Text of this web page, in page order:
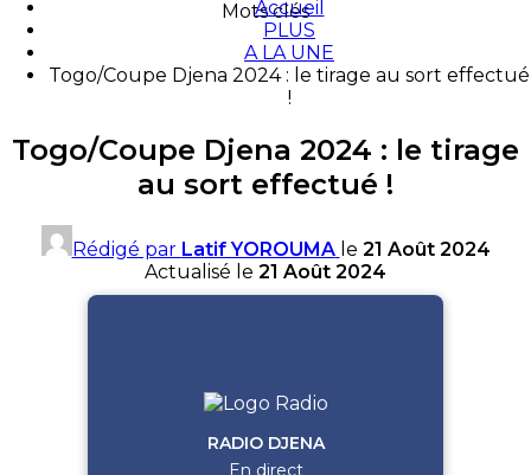
Mots clés
Accueil
PLUS
A LA UNE
Togo/Coupe Djena 2024 : le tirage au sort effectué
!
Togo/Coupe Djena 2024 : le tirage
au sort effectué !
Rédigé par Latif YOROUMA le 21 Août 2024
Actualisé le 21 Août 2024
RADIO DJENA
En direct